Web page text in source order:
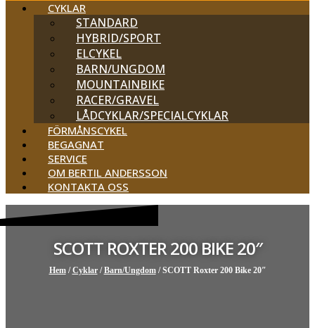
CYKLAR
STANDARD
HYBRID/SPORT
ELCYKEL
BARN/UNGDOM
MOUNTAINBIKE
RACER/GRAVEL
LÅDCYKLAR/SPECIALCYKLAR
FÖRMÅNSCYKEL
BEGAGNAT
SERVICE
OM BERTIL ANDERSSON
KONTAKTA OSS
SCOTT ROXTER 200 BIKE 20″
Hem/Cyklar/Barn/Ungdom/ SCOTT Roxter 200 Bike 20″